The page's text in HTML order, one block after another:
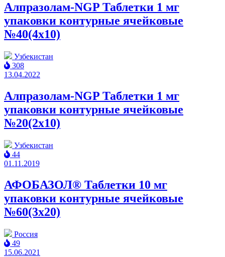
Алпразолам-NGP Таблетки 1 мг
упаковки контурные ячейковые
№40(4x10)
Узбекистан
308
13.04.2022
Алпразолам-NGP Таблетки 1 мг
упаковки контурные ячейковые
№20(2x10)
Узбекистан
44
01.11.2019
АФОБАЗОЛ® Таблетки 10 мг
упаковки контурные ячейковые
№60(3x20)
Россия
49
15.06.2021